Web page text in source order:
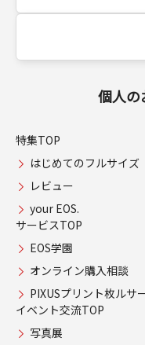
個人の
特集TOP
はじめてのフルサイズ
レビュー
your EOS.
サービスTOP
EOS学園
オンライン購入相談
PIXUSプリント枚ルサ
イベント交流TOP
写真展